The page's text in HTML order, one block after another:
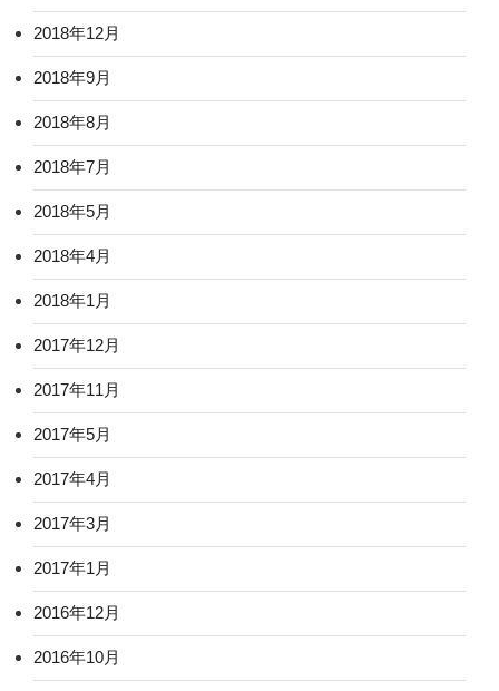
2018年12月
2018年9月
2018年8月
2018年7月
2018年5月
2018年4月
2018年1月
2017年12月
2017年11月
2017年5月
2017年4月
2017年3月
2017年1月
2016年12月
2016年10月